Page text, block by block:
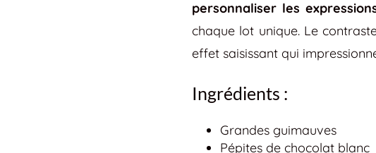
personnaliser les
chaque lot unique. Le
effet saisissant qui
Ingrédients :
Grandes guimauves
Pépites de chocolat blanc